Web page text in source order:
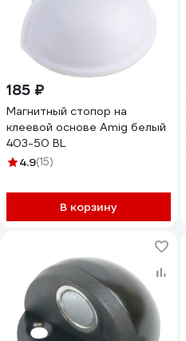
185 ₽
Магнитный стопор на
клеевой основе Amig белый
403-50 BL
4.9(15)
В корзину